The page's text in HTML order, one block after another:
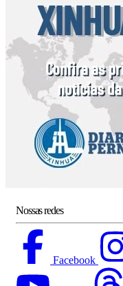
Nossas redes
Facebook